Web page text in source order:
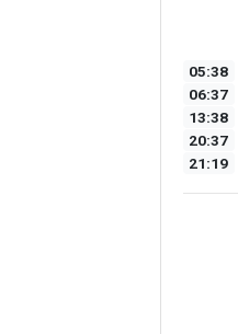
05:38
06:37
13:38
20:37
21:19